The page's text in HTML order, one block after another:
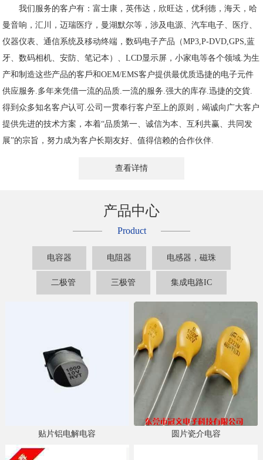
我们服务的客户有：富士康，英伟达，欣旺达，优利德，海天，哈
曼音响，汇川，迈瑞医疗，曼湖默尔等，涉及电源、汽车电子、医疗、
仪器仪表、通信系统及移动终端，数码电子产品（MP3,P-DVD,GPS,蓝
牙、数码相机、安防、笔记本）、LCD显示屏，小家电等各个领域.为生
产和制造这些产品的客戶和OEM/EMS客户提供最优质迅捷的电子元件
供应服务.多年来凭借一流的品质.一流的服务.强大的库存.迅捷的交貨.
得到众多知名客户认可.公司一贯奉行客户至上的原则，竭诚向广大客户
提供先进的技术方案，本着“品质第一、诚信为本、互利共赢、共同发
展”的宗旨，努力成为客户长期友好、值得信赖的合作伙伴.
查看详情
产品中心
Product
电容器 电阻器 电感器，磁珠
二极管 三极管 集成电路IC
贴片铝电解电容 圆片瓷介电容